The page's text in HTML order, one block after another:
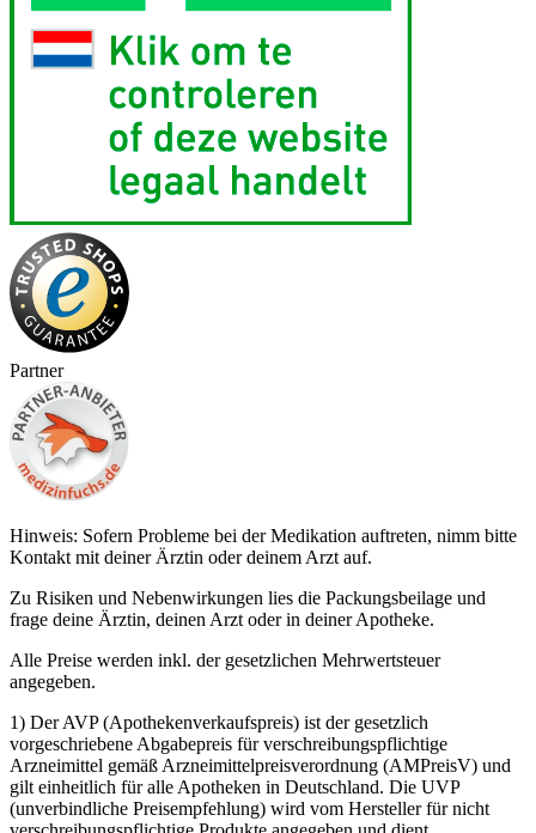
Partner
Hinweis: Sofern Probleme bei der Medikation auftreten, nimm bitte
Kontakt mit deiner Ärztin oder deinem Arzt auf.
Zu Risiken und Nebenwirkungen lies die Packungsbeilage und
frage deine Ärztin, deinen Arzt oder in deiner Apotheke.
Alle Preise werden inkl. der gesetzlichen Mehrwertsteuer
angegeben.
1) Der AVP (Apothekenverkaufspreis) ist der gesetzlich
vorgeschriebene Abgabepreis für verschreibungspflichtige
Arzneimittel gemäß Arzneimittelpreisverordnung (AMPreisV) und
gilt einheitlich für alle Apotheken in Deutschland. Die UVP
(unverbindliche Preisempfehlung) wird vom Hersteller für nicht